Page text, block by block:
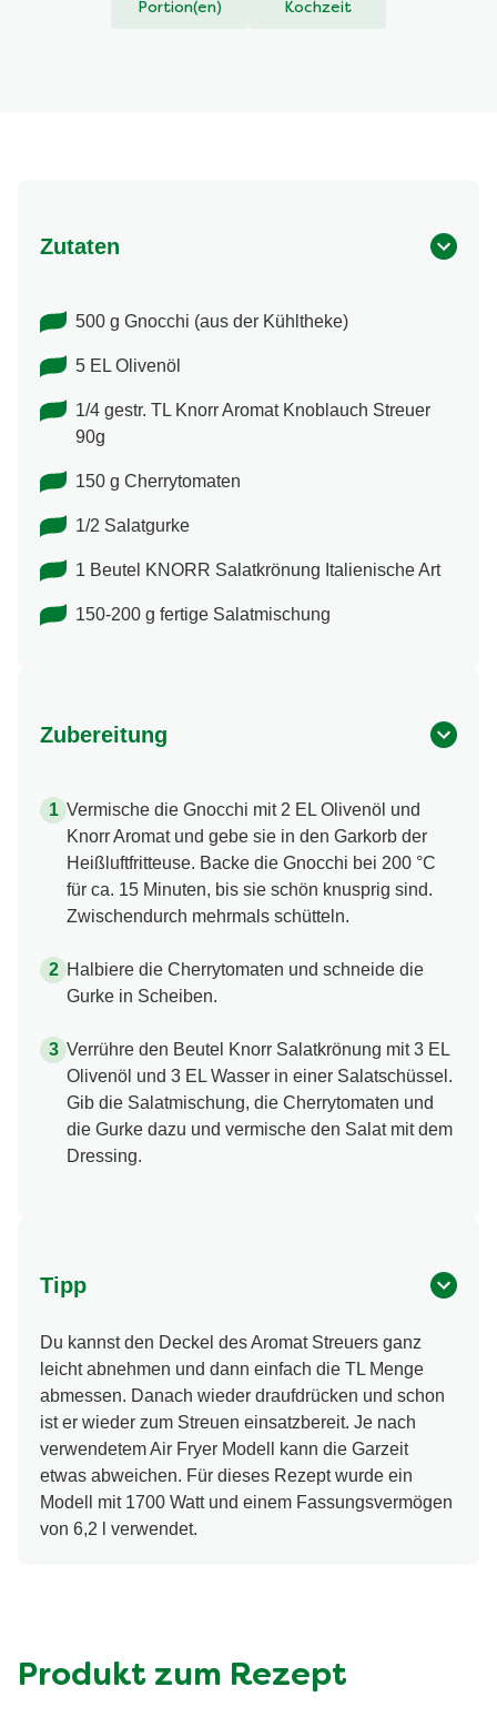
Portion(en) Kochzeit
Zutaten
500 g Gnocchi (aus der Kühltheke)
5 EL Olivenöl
1/4 gestr. TL Knorr Aromat Knoblauch Streuer
90g
150 g Cherrytomaten
1/2 Salatgurke
1 Beutel KNORR Salatkrönung Italienische Art
150-200 g fertige Salatmischung
Zubereitung
Vermische die Gnocchi mit 2 EL Olivenöl und
Knorr Aromat und gebe sie in den Garkorb der
Heißluftfritteuse. Backe die Gnocchi bei 200 °C
für ca. 15 Minuten, bis sie schön knusprig sind.
Zwischendurch mehrmals schütteln.
Halbiere die Cherrytomaten und schneide die
Gurke in Scheiben.
Verrühre den Beutel Knorr Salatkrönung mit 3 EL
Olivenöl und 3 EL Wasser in einer Salatschüssel.
Gib die Salatmischung, die Cherrytomaten und
die Gurke dazu und vermische den Salat mit dem
Dressing.
Tipp
Du kannst den Deckel des Aromat Streuers ganz
leicht abnehmen und dann einfach die TL Menge
abmessen. Danach wieder draufdrücken und schon
ist er wieder zum Streuen einsatzbereit. Je nach
verwendetem Air Fryer Modell kann die Garzeit
etwas abweichen. Für dieses Rezept wurde ein
Modell mit 1700 Watt und einem Fassungsvermögen
von 6,2 l verwendet.
Produkt zum Rezept